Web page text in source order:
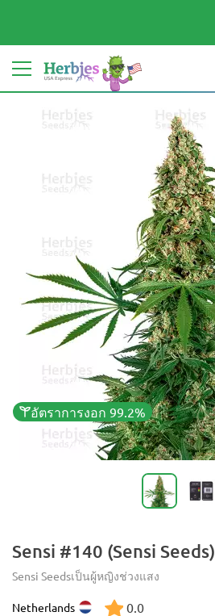
ประเทศของคุณ: สหรัฐ
อัตราการงอก 99.2%
Sensi #140 (Sensi Seeds)
Sensi Seedsเป็นผู้หญิงช่วงแสง
Netherlands 0.0